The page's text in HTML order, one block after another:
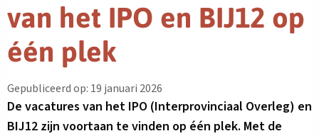
van het IPO en BIJ12 op
één plek
Gepubliceerd op: 19 januari 2026
De vacatures van het IPO (Interprovinciaal Overleg) en
BIJ12 zijn voortaan te vinden op één plek. Met de